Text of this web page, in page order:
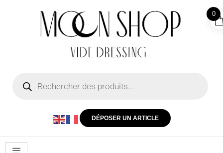
DÉPOSER UN ARTICLE
0